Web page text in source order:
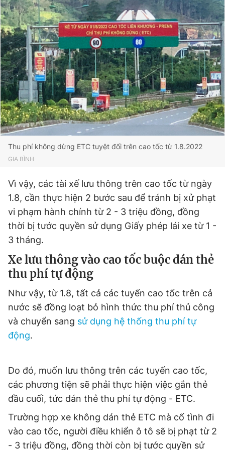
Giấy phép xuất bản số 110/GP - BTTTT cấp ngày 24.3.2020
© 2003-2026 Bản quyền thuộc về Báo Thanh Niên. Cấm sao
chép dưới mọi hình thức nếu không có sự chấp thuận bằng văn
bản. Phát triển bởi ePi Technologies, JSC.
Thu phí không dừng ETC tuyệt đối trên cao tốc từ 1.8.2022
GIA BÌNH
Vì vậy, các tài xế lưu thông trên cao tốc từ ngày
1.8, cần thực hiện 2 bước sau để tránh bị xử phạt
vi phạm hành chính từ 2 - 3 triệu đồng, đồng
thời bị tước quyền sử dụng Giấy phép lái xe từ 1 -
3 tháng.
Xe lưu thông vào cao tốc buộc dán thẻ
thu phí tự động
Như vậy, từ 1.8, tất cả các tuyến cao tốc trên cả
nước sẽ đồng loạt bỏ hình thức thu phí thủ công
và chuyển sang sử dụng hệ thống thu phí tự
động.
Do đó, muốn lưu thông trên các tuyến cao tốc,
các phương tiện sẽ phải thực hiện việc gắn thẻ
đầu cuối, tức dán thẻ thu phí tự động - ETC.
Trường hợp xe không dán thẻ ETC mà cố tình đi
vào cao tốc, người điều khiển ô tô sẽ bị phạt từ 2
- 3 triệu đồng, đồng thời còn bị tước quyền sử